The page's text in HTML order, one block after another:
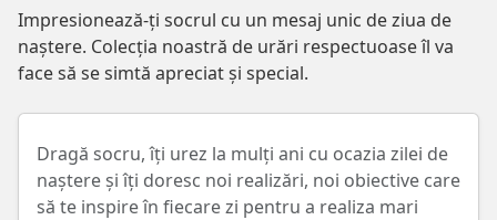
Impresionează-ți socrul cu un mesaj unic de ziua de
naștere. Colecția noastră de urări respectuoase îl va
face să se simtă apreciat și special.
Dragă socru, îți urez la mulți ani cu ocazia zilei de
naștere și îți doresc noi realizări, noi obiective care
să te inspire în fiecare zi pentru a realiza mari